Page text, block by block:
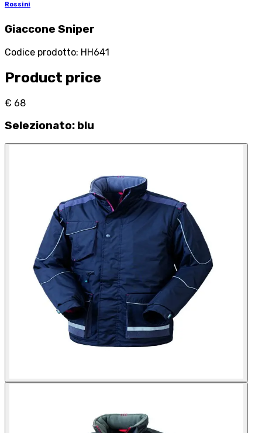
Rossini
Giaccone Sniper
Codice prodotto: HH641
Product price
€ 68
Selezionato: blu